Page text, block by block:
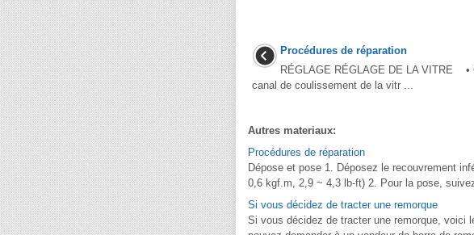
Procédures de réparation
RÉGLAGE RÉGLAGE DE LA VITRE •
canal de coulissement de la vitr ...
Autres materiaux:
Procédures de réparation
Dépose et pose 1. Déposez le recouvrement
0,6 kgf.m, 2,9 ~ 4,3 lb-ft) 2. Pour la pose,
Si vous décidez de tracter une remorque
Si vous décidez de tracter une remorque, voici